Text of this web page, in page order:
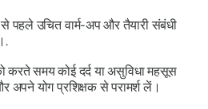
उचित वार्म-अप और तैयारी संबंधी
समय कोई दर्द या असुविधा महसूस
अपने योग प्रशिक्षक से परामर्श लें।